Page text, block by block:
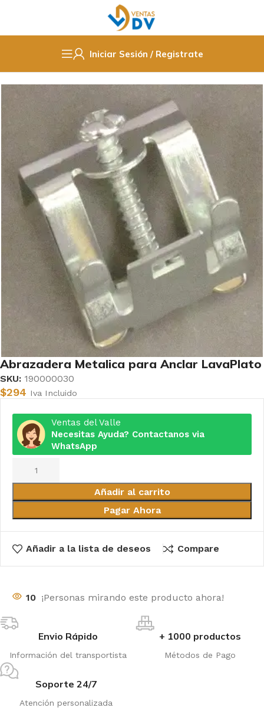
Iniciar Sesión / Registrate
Lavaplatos
Abrazadera Metalica para Anclar LavaPlato
SKU: 190000030
$294 Iva Incluido
Ventas del Valle
Necesitas Ayuda? Contactanos via
WhatsApp
Añadir al carrito
Pagar Ahora
Añadir a la lista de deseos Compare
10 ¡Personas mirando este producto ahora!
Envio Rápido
Información del transportista
+ 1000 productos
Métodos de Pago
Soporte 24/7
Atención personalizada